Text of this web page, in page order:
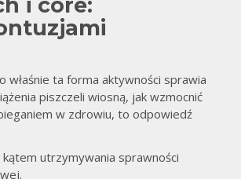
i core:
ta forma aktywności sprawia
piszczeli wiosną, jak wzmocnić
w zdrowiu, to odpowiedź
utrzymywania sprawności